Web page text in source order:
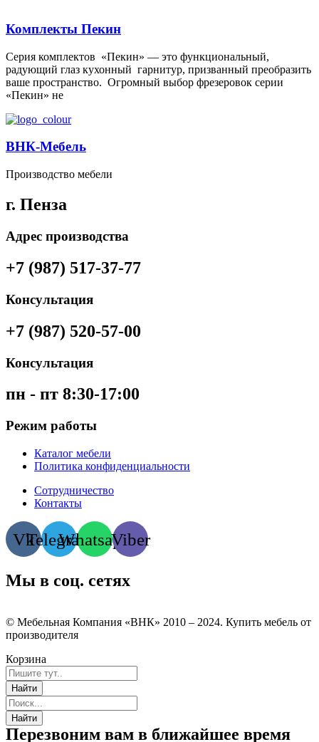
Комплекты Пекин
Серия комплектов «Пекин» — это функциональный,
радующий глаз кухонный гарнитур, призванный преобразить
ваше пространство. Огромный выбор фрезеровок серии
«Пекин» не
ВНК-Мебель
Производство мебели
г. Пенза
Адрес производства
+7 (987) 517-37-77
Консультация
+7 (987) 520-57-00
Консультация
пн - пт 8:30-17:00
Режим работы
Каталог мебели
Политика конфиденциальности
Сотрудничество
Контакты
VkTelegramWhatsappViber
Мы в соц. сетях
© Мебельная Компания «ВНК» 2010 – 2024. Купить мебель от
производителя
Корзина
Перезвоним вам в ближайшее время